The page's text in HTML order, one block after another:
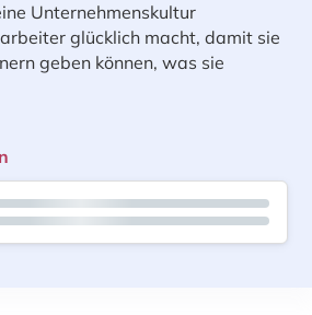
Unternehmenskultur
glücklich macht, damit sie
geben können, was sie